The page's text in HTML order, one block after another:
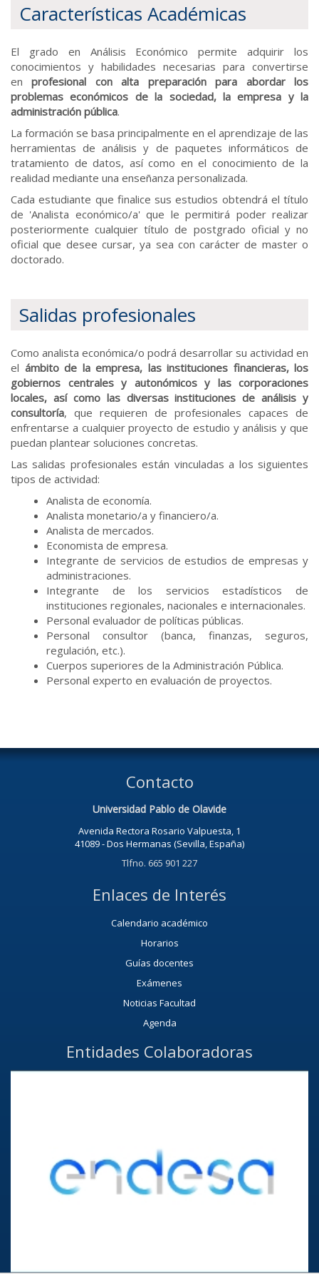
Características Académicas
El grado en Análisis Económico permite adquirir los
conocimientos y habilidades necesarias para convertirse
enprofesional con alta preparación para abordar los
problemas económicos de la sociedad, la empresa y la
administración pública.
La formación se basa principalmente en el aprendizaje de las
herramientas de análisis y de paquetes informáticos de
tratamiento de datos, así como en el conocimiento de la
realidad mediante una enseñanza personalizada.
Cada estudiante que finalice sus estudios obtendrá el título
de 'Analista económico/a' que le permitirá poder realizar
posteriormente cualquier título de postgrado oficial y no
oficial que desee cursar, ya sea con carácter de master o
doctorado.
Salidas profesionales
Como analista económica/o podrá desarrollar su actividad en
el ámbito de la empresa, las instituciones financieras, los
gobiernos centrales y autonómicos y las corporaciones
locales, así como las diversas instituciones de análisis y
consultoría, que requieren de profesionales capaces de
enfrentarse a cualquier proyecto de estudio y análisis y que
puedan plantear soluciones concretas.
Las salidas profesionales están vinculadas a los siguientes
tipos de actividad:
Analista de economía.
Analista monetario/a y financiero/a.
Analista de mercados.
Economista de empresa.
Integrante de servicios de estudios de empresas y
administraciones.
Integrante de los servicios estadísticos de
instituciones regionales, nacionales e internacionales.
Personal evaluador de políticas públicas.
Personal consultor (banca, finanzas, seguros,
regulación, etc.).
Cuerpos superiores de la Administración Pública.
Personal experto en evaluación de proyectos.
Contacto
Universidad Pablo de Olavide
Avenida Rectora Rosario Valpuesta, 1
41089 - Dos Hermanas (Sevilla, España)
Tlfno. 665 901 227
Enlaces de Interés
Calendario académico
Horarios
Guías docentes
Exámenes
Noticias Facultad
Agenda
Entidades Colaboradoras